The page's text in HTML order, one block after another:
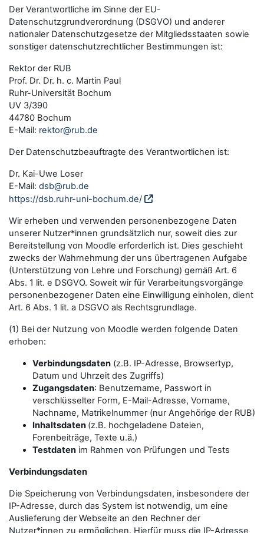
Der Verantwortliche im Sinne der EU-
Datenschutzgrundverordnung (DSGVO) und anderer
nationaler Datenschutzgesetze der Mitgliedsstaaten sowie
sonstiger datenschutzrechtlicher Bestimmungen ist:
Rektor der RUB
Prof. Dr. Dr. h. c. Martin Paul
Ruhr-Universität Bochum
UV 3/390
44780 Bochum
E-Mail: rektor@rub.de
Der Datenschutzbeauftragte des Verantwortlichen ist:
Dr. Kai-Uwe Loser
E-Mail: dsb@rub.de
https://dsb.ruhr-uni-bochum.de/
Wir erheben und verwenden personenbezogene Daten
unserer Nutzer*innen grundsätzlich nur, soweit dies zur
Bereitstellung von Moodle erforderlich ist. Dies geschieht
zwecks der Wahrnehmung der uns übertragenen Aufgabe
(Unterstützung von Lehre und Forschung) gemäß Art. 6
Abs. 1 lit. e DSGVO. Soweit wir für Verarbeitungsvorgänge
personenbezogener Daten eine Einwilligung einholen, dient
Art. 6 Abs. 1 lit. a DSGVO als Rechtsgrundlage.
(1) Bei der Nutzung von Moodle werden folgende Daten
erhoben:
Verbindungsdaten (z.B. IP-Adresse, Browsertyp,
Datum und Uhrzeit des Zugriffs)
Zugangsdaten: Benutzername, Passwort in
verschlüsselter Form, E-Mail-Adresse, Vorname,
Nachname, Matrikelnummer (nur Angehörige der RUB)
Inhaltsdaten (z.B. hochgeladene Dateien,
Forenbeiträge, Texte u.ä.)
Testdaten im Rahmen von Prüfungen und Tests
Verbindungsdaten
Die Speicherung von Verbindungsdaten, insbesondere der
IP-Adresse, durch das System ist notwendig, um eine
Auslieferung der Webseite an den Rechner der
Nutzer*innen zu ermöglichen. Hierfür muss die IP-Adresse